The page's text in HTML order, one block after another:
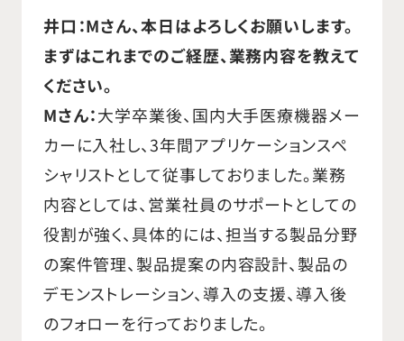
担当。最新の医療機器営業と同時に、
新たな手技の啓蒙営業なども経験し
ました。 2005年、以前より大変お世話
になった方よりお誘い頂き、外資系医
療機器メーカーであるバイオトロニッ
クジャパン株式会社の国内組織立ち
上げ時に入社させて頂きました。不整
脈患者様への植え込み型ペースメー
カ、ICD等の製品を国内実績ゼロから
スタートし、立ち上げビジネスの厳し
さとやりがいを経験しました。 2012
井口：Mさん、本日はよろしくお願いします。
まずはこれまでのご経歴、業務内容を教えて
ください。
Mさん：大学卒業後、国内大手医療機器メー
カーに入社し、3年間アプリケーションスペ
シャリストとして従事しておりました。業務
内容としては、営業社員のサポートとしての
役割が強く、具体的には、担当する製品分野
の案件管理、製品提案の内容設計、製品の
デモンストレーション、導入の支援、導入後
のフォローを行っておりました。